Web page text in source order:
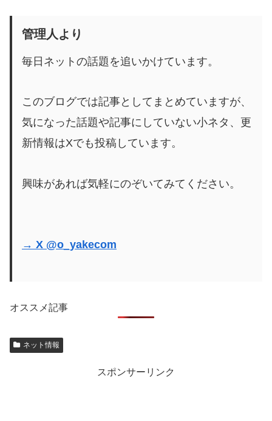
管理人より
毎日ネットの話題を追いかけています。
このブログでは記事としてまとめていますが、
気になった話題や記事にしていない小ネタ、更
新情報はXでも投稿しています。
興味があれば気軽にのぞいてみてください。
→ X @o_yakecom
オススメ記事
ネット情報
スポンサーリンク